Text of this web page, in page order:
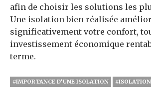
afin de choisir les solutions les
Une isolation bien réalisée
significativement votre confort,
investissement économique
terme.
#IMPORTANCE D'UNE ISOLATION